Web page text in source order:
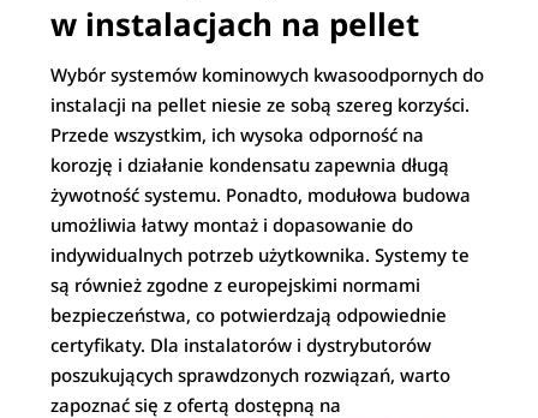
w instalacjach na pellet
Wybór systemów kominowych kwasoodpornych do
instalacji na pellet niesie ze sobą szereg korzyści.
Przede wszystkim, ich wysoka odporność na
korozję i działanie kondensatu zapewnia długą
żywotność systemu. Ponadto, modułowa budowa
umożliwia łatwy montaż i dopasowanie do
indywidualnych potrzeb użytkownika. Systemy te
są również zgodne z europejskimi normami
bezpieczeństwa, co potwierdzają odpowiednie
certyfikaty. Dla instalatorów i dystrybutorów
poszukujących sprawdzonych rozwiązań, warto
zapoznać się z ofertą dostępną na